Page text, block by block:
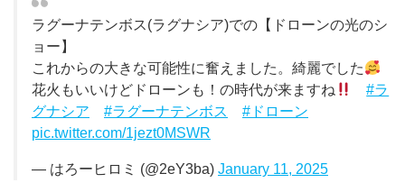
ラグーナテンボス(ラグナシア)での【ドローンの光のシ
ョー】
これからの大きな可能性に奮えました。綺麗でした
花火もいいけどドローンも！の時代が来ますね
#ラ
グナシア
#ラグーナテンボス
#ドローン
pic.twitter.com/1jezt0MSWR
— はろーヒロミ (@2eY3ba) January 11, 2025